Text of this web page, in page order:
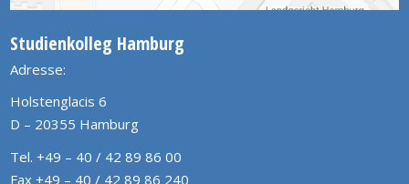
Studienkolleg Hamburg
Adresse:
Holstenglacis 6
D – 20355 Hamburg
Tel. +49 – 40 / 42 89 86 00
Fax +49 – 40 / 42 89 86 240